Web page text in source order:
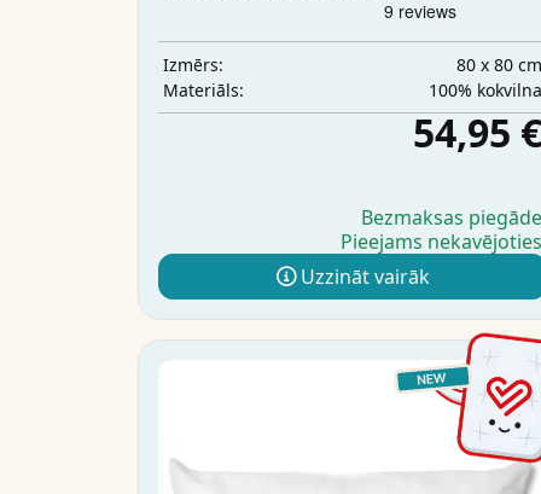
Izmērs:
80 x 80 cm
Materiāls:
100% kokvilna
54,95 €
Bezmaksas piegāde
Pieejams nekavējoties
Uzzināt vairāk